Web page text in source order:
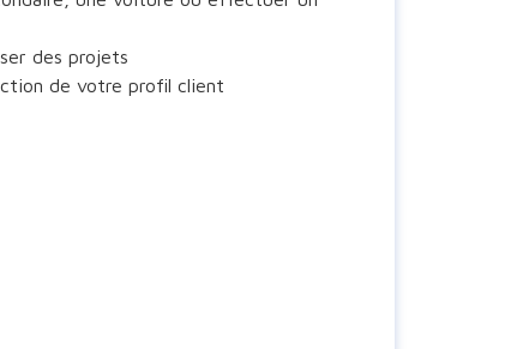
des projets
de votre profil client